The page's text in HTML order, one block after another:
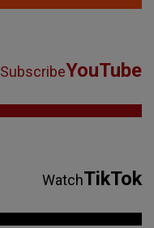
SubscribeYouTube
WatchTikTok